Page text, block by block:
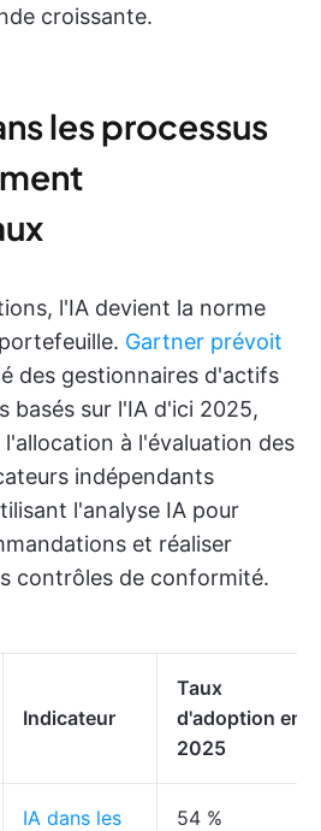
croissante.
les processus
l'IA devient la norme
Gartner prévoit
des gestionnaires d'actifs
basés sur l'IA d'ici 2025,
à l'évaluation des
indépendants
l'analyse IA pour
et réaliser
contrôles de conformité.
Indicateur
Taux
d'adoption en
2025
IA dans les
54 %